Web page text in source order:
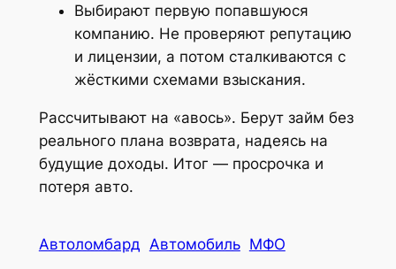
Выбирают первую попавшуюся
компанию. Не проверяют репутацию
и лицензии, а потом сталкиваются с
жёсткими схемами взыскания.
Рассчитывают на «авось». Берут займ без
реального плана возврата, надеясь на
будущие доходы. Итог — просрочка и
потеря авто.
Автоломбард Автомобиль МФО